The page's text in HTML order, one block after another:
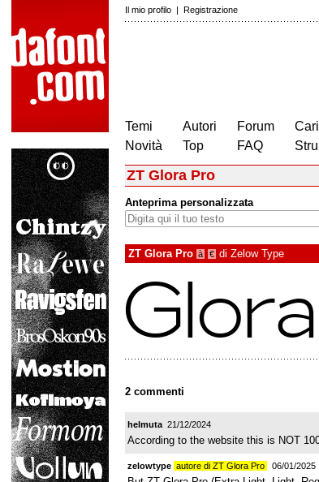
Il mio profilo | Registrazione
Temi
Novità
Autori
Top
Forum
FAQ
ZT Glora Pro
Anteprima personalizzata
ZT Glora Pro à € di Zelow Type
2 commenti
helmuta 21/12/2024
According to the website this is NOT
zelowtype autore di ZT Glora Pro 06/01/2025